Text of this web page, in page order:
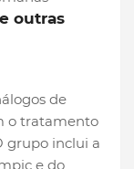
outras
de
o tratamento
grupo inclui a
e do